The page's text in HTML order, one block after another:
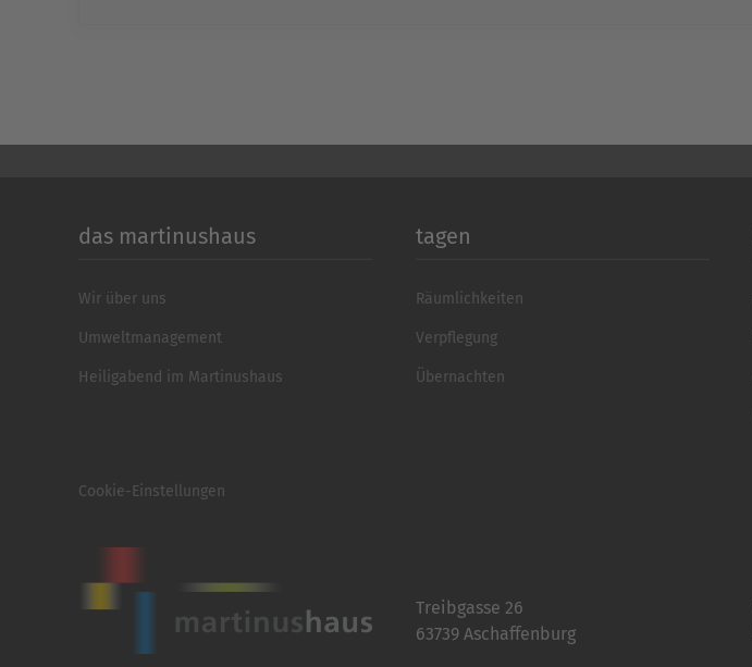
das martinushaus
Wir über uns
Umweltmanagement
Heiligabend im Martinushaus
tagen
Räumlichkeiten
Verpflegung
Übernachten
Cookie-Einstellungen
Treibgasse 26
63739 Aschaffenburg